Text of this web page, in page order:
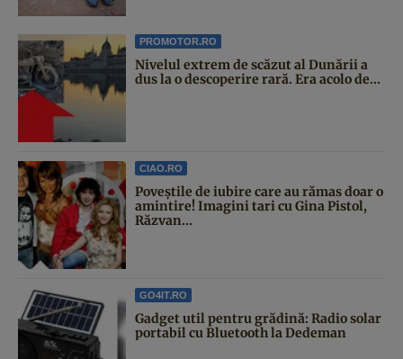
PROMOTOR.RO
Nivelul extrem de scăzut al Dunării a
dus la o descoperire rară. Era acolo de...
CIAO.RO
Poveştile de iubire care au rămas doar o
amintire! Imagini tari cu Gina Pistol,
Răzvan...
GO4IT.RO
Gadget util pentru grădină: Radio solar
portabil cu Bluetooth la Dedeman